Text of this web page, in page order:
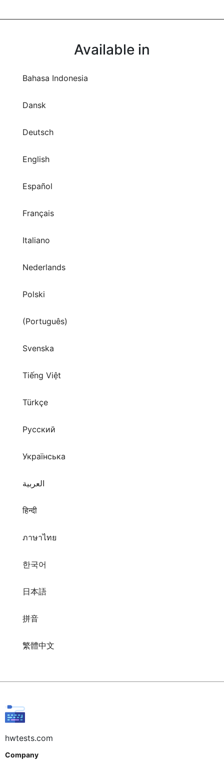
Available in
Bahasa Indonesia
Dansk
Deutsch
English
Español
Français
Italiano
Nederlands
Polski
(Português)
Svenska
Tiếng Việt
Türkçe
Русский
Українська
العربية
हिन्दी
ภาษาไทย
한국어
日本語
拼音
繁體中文
hwtests.com
Company